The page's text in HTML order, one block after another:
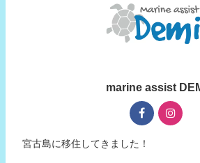
marine assist
宮古島に移住してきました！